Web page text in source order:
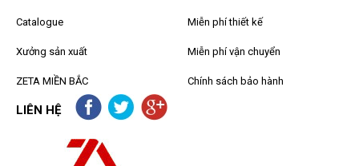
Catalogue
Xưởng sản xuất
ZETA MIỀN BẮC
Miễn phí thiết kế
Miễn phí vận chuyển
Chính sách bảo hành
LIÊN HỆ